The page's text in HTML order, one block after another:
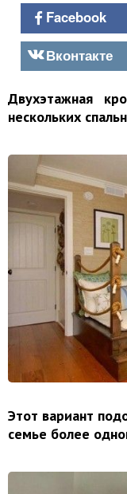
Facebook
Вконтакте
Двухэтажная
нескольких
Этот вариант
семье более